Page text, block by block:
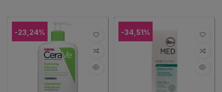
-23,24% -34,51%